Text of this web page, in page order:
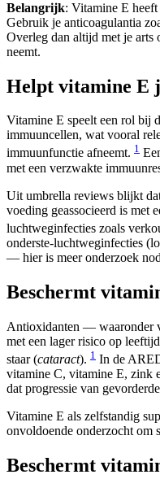
Belangrijk: Vitamine E heeft
Gebruik je anticoagulantia
Overleg dan altijd met je arts
neemt.
Helpt vitamine E
Vitamine E speelt een rol bij
immuuncellen, wat vooral
immuunfunctie afneemt. 1
met een verzwakte
Uit umbrella reviews blijkt
voeding geassocieerd is met
luchtweginfecties zoals
onderste-luchtweginfecties
— hier is meer onderzoek
Beschermt
Antioxidanten — waaronder
met een lager risico op
staar (cataract). 1 In de
vitamine C, vitamine E, zink
dat progressie van
Vitamine E als zelfstandig
onvoldoende onderzocht om
Beschermt